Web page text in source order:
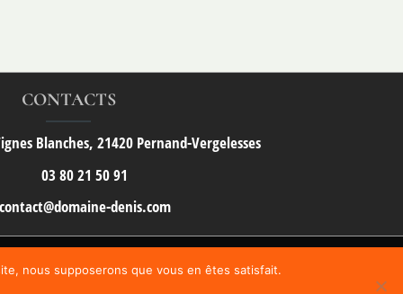
CONTACTS
Blanches, 21420 Pernand-Vergelesses
03 80 21 50 91
contact@domaine-denis.com
nous supposerons que vous en êtes satisfait.